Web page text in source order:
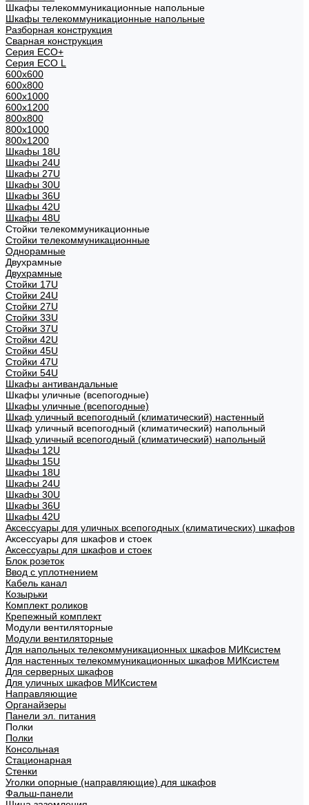
Шкафы телекоммуникационные напольные
Шкафы телекоммуникационные напольные
Разборная конструкция
Сварная конструкция
Серия ECO+
Серия ECO L
600x600
600x800
600х1000
600х1200
800x800
800х1000
800х1200
Шкафы 18U
Шкафы 24U
Шкафы 27U
Шкафы 30U
Шкафы 36U
Шкафы 42U
Шкафы 48U
Стойки телекоммуникационные
Стойки телекоммуникационные
Однорамные
Двухрамные
Двухрамные
Стойки 17U
Стойки 24U
Стойки 27U
Стойки 33U
Стойки 37U
Стойки 42U
Стойки 45U
Стойки 47U
Стойки 54U
Шкафы антивандальные
Шкафы уличные (всепогодные)
Шкафы уличные (всепогодные)
Шкаф уличный всепогодный (климатический) настенный
Шкаф уличный всепогодный (климатический) напольный
Шкаф уличный всепогодный (климатический) напольный
Шкафы 12U
Шкафы 15U
Шкафы 18U
Шкафы 24U
Шкафы 30U
Шкафы 36U
Шкафы 42U
Аксессуары для уличных всепогодных (климатических) шкафов
Аксессуары для шкафов и стоек
Аксессуары для шкафов и стоек
Блок розеток
Ввод с уплотнением
Кабель канал
Козырьки
Комплект роликов
Крепежный комплект
Модули вентиляторные
Модули вентиляторные
Для напольных телекоммуникационных шкафов МИКсистем
Для настенных телекоммуникационных шкафов МИКсистем
Для серверных шкафов
Для уличных шкафов МИКсистем
Направляющие
Органайзеры
Панели эл. питания
Полки
Полки
Консольная
Стационарная
Стенки
Уголки опорные (направляющие) для шкафов
Фальш-панели